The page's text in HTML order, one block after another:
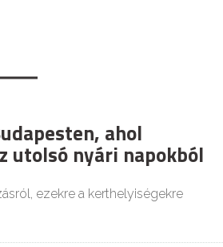
ahol
utolsó nyári napokból
ezekre a kerthelyiségekre